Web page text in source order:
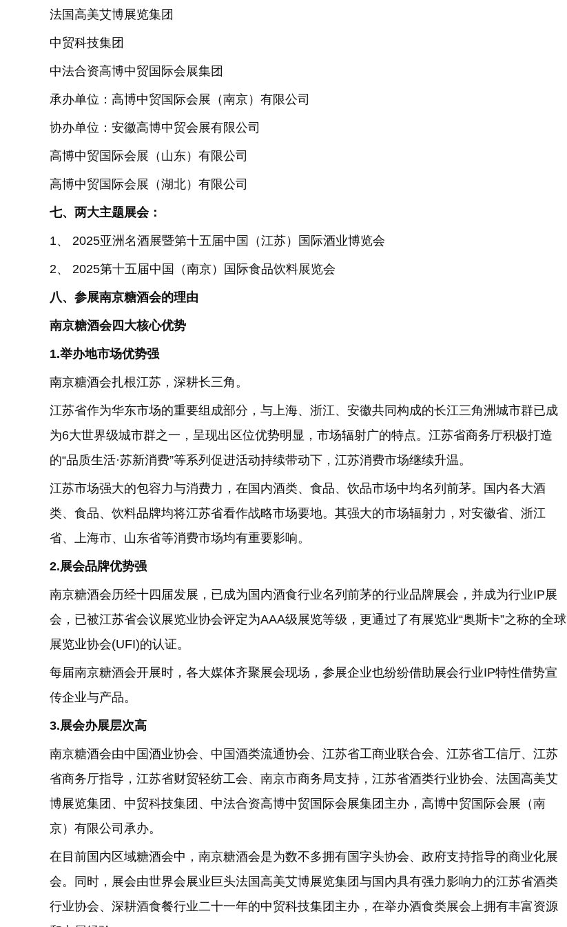
法国高美艾博展览集团
中贸科技集团
中法合资高博中贸国际会展集团
承办单位：高博中贸国际会展（南京）有限公司
协办单位：安徽高博中贸会展有限公司
高博中贸国际会展（山东）有限公司
高博中贸国际会展（湖北）有限公司
七、两大主题展会：
1、 2025亚洲名酒展暨第十五届中国（江苏）国际酒业博览会
2、 2025第十五届中国（南京）国际食品饮料展览会
八、参展南京糖酒会的理由
南京糖酒会四大核心优势
1.举办地市场优势强
南京糖酒会扎根江苏，深耕长三角。
江苏省作为华东市场的重要组成部分，与上海、浙江、安徽共同构成的长江三角洲城市群已成
为6大世界级城市群之一，呈现出区位优势明显，市场辐射广的特点。江苏省商务厅积极打造
的“品质生活·苏新消费”等系列促进活动持续带动下，江苏消费市场继续升温。
江苏市场强大的包容力与消费力，在国内酒类、食品、饮品市场中均名列前茅。国内各大酒
类、食品、饮料品牌均将江苏省看作战略市场要地。其强大的市场辐射力，对安徽省、浙江
省、上海市、山东省等消费市场均有重要影响。
2.展会品牌优势强
南京糖酒会历经十四届发展，已成为国内酒食行业名列前茅的行业品牌展会，并成为行业IP展
会，已被江苏省会议展览业协会评定为AAA级展览等级，更通过了有展览业“奥斯卡”之称的全球
展览业协会(UFI)的认证。
每届南京糖酒会开展时，各大媒体齐聚展会现场，参展企业也纷纷借助展会行业IP特性借势宣
传企业与产品。
3.展会办展层次高
南京糖酒会由中国酒业协会、中国酒类流通协会、江苏省工商业联合会、江苏省工信厅、江苏
省商务厅指导，江苏省财贸轻纺工会、南京市商务局支持，江苏省酒类行业协会、法国高美艾
博展览集团、中贸科技集团、中法合资高博中贸国际会展集团主办，高博中贸国际会展（南
京）有限公司承办。
在目前国内区域糖酒会中，南京糖酒会是为数不多拥有国字头协会、政府支持指导的商业化展
会。同时，展会由世界会展业巨头法国高美艾博展览集团与国内具有强力影响力的江苏省酒类
行业协会、深耕酒食餐行业二十一年的中贸科技集团主办，在举办酒食类展会上拥有丰富资源